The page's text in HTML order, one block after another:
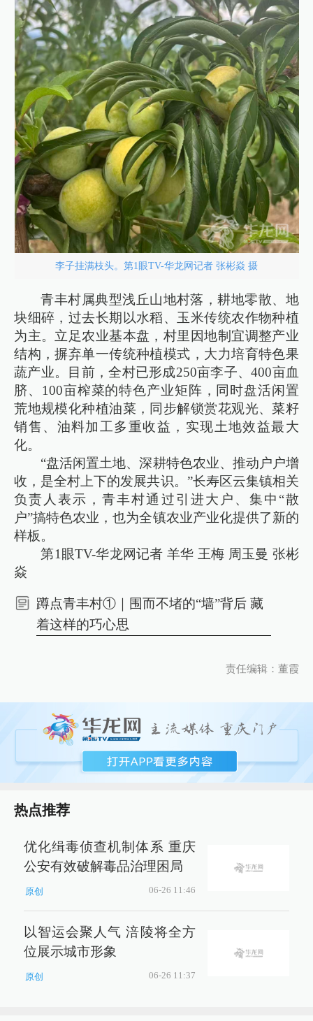
李子挂满枝头。第1眼TV-华龙网记者 张彬焱 摄
青丰村属典型浅丘山地村落，耕地零散、地
块细碎，过去长期以水稻、玉米传统农作物种植
为主。立足农业基本盘，村里因地制宜调整产业
结构，摒弃单一传统种植模式，大力培育特色果
蔬产业。目前，全村已形成250亩李子、400亩血
脐、100亩榨菜的特色产业矩阵，同时盘活闲置
荒地规模化种植油菜，同步解锁赏花观光、菜籽
销售、油料加工多重收益，实现土地效益最大
化。
“盘活闲置土地、深耕特色农业、推动户户增
收，是全村上下的发展共识。”长寿区云集镇相关
负责人表示，青丰村通过引进大户、集中“散
户”搞特色农业，也为全镇农业产业化提供了新的
样板。
第1眼TV-华龙网记者 羊华 王梅 周玉曼 张彬
焱
蹲点青丰村①｜围而不堵的“墙”背后 藏
着这样的巧心思
责任编辑：董霞
热点推荐
优化缉毒侦查机制体系 重庆
公安有效破解毒品治理困局
原创 06-26 11:46
以智运会聚人气 涪陵将全方
位展示城市形象
原创 06-26 11:37